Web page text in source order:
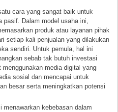
cara yang sangat baik untuk
pasif. Dalam model usaha ini,
produk atau layanan pihak
setiap kali penjualan yang dilakukan
sendiri. Untuk pemula, hal ini
sebab tak butuh investasi
media digital yang
sosial dan mencapai untuk
besar serta meningkatkan potensi
menawarkan kebebasan dalam